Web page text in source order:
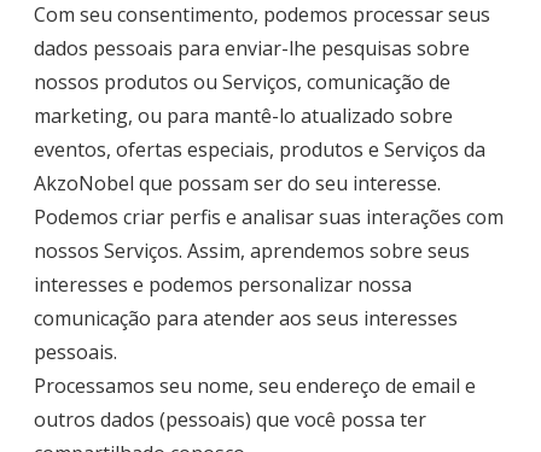
Com seu consentimento, podemos processar seus
dados pessoais para enviar-lhe pesquisas sobre
nossos produtos ou Serviços, comunicação de
marketing, ou para mantê-lo atualizado sobre
eventos, ofertas especiais, produtos e Serviços da
AkzoNobel que possam ser do seu interesse.
Podemos criar perfis e analisar suas interações com
nossos Serviços. Assim, aprendemos sobre seus
interesses e podemos personalizar nossa
comunicação para atender aos seus interesses
pessoais.
Processamos seu nome, seu endereço de email e
outros dados (pessoais) que você possa ter